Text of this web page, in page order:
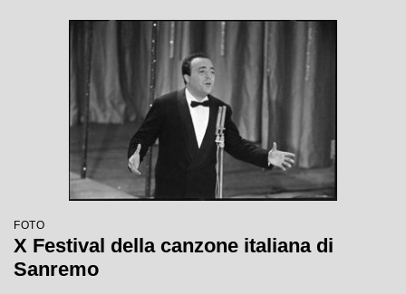
FOTO
X Festival della canzone italiana di
Sanremo